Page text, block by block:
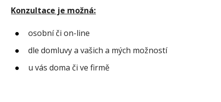
Konzultace je možná:
osobní či on-line
dle domluvy a vašich a mých možností
u vás doma či ve firmě